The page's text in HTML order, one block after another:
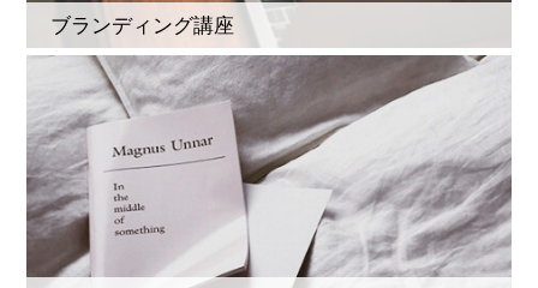
ブランディング講座